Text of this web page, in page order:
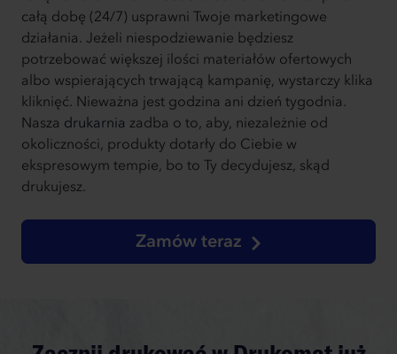
całą dobę (24/7) usprawni Twoje marketingowe
działania. Jeżeli niespodziewanie będziesz
potrzebować większej ilości materiałów ofertowych
albo wspierających trwającą kampanię, wystarczy klika
kliknięć. Nieważna jest godzina ani dzień tygodnia.
Nasza drukarnia zadba o to, aby, niezależnie od
okoliczności, produkty dotarły do Ciebie w
ekspresowym tempie, bo to Ty decydujesz, skąd
drukujesz.
Zamów teraz